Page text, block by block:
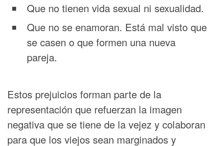
Que no tienen vida sexual ni sexualidad.
Que no se enamoran. Está mal visto que
se casen o que formen una nueva
pareja.
Estos prejuicios forman parte de la
representación que refuerzan la imagen
negativa que se tiene de la vejez y colaboran
para que los viejos sean marginados y